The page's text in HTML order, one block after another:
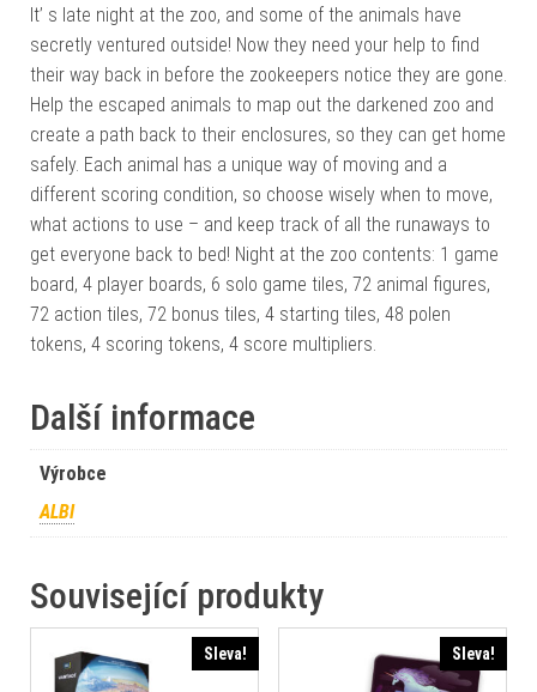
It’ s late night at the zoo, and some of the animals have
secretly ventured outside! Now they need your help to find
their way back in before the zookeepers notice they are gone.
Help the escaped animals to map out the darkened zoo and
create a path back to their enclosures, so they can get home
safely. Each animal has a unique way of moving and a
different scoring condition, so choose wisely when to move,
what actions to use – and keep track of all the runaways to
get everyone back to bed! Night at the zoo contents: 1 game
board, 4 player boards, 6 solo game tiles, 72 animal figures,
72 action tiles, 72 bonus tiles, 4 starting tiles, 48 polen
tokens, 4 scoring tokens, 4 score multipliers.
Další informace
Výrobce
ALBI
Související produkty
Sleva! Sleva!